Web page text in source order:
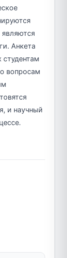
Анкета
студентам
вопросам
и научный